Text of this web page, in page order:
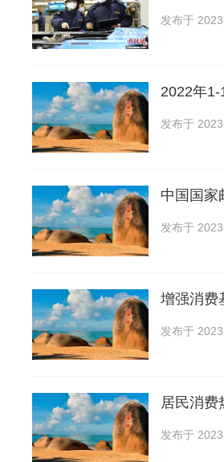
发布于
2022年
发布于
中国国家
发布于
增强消费
发布于
居民消费
发布于